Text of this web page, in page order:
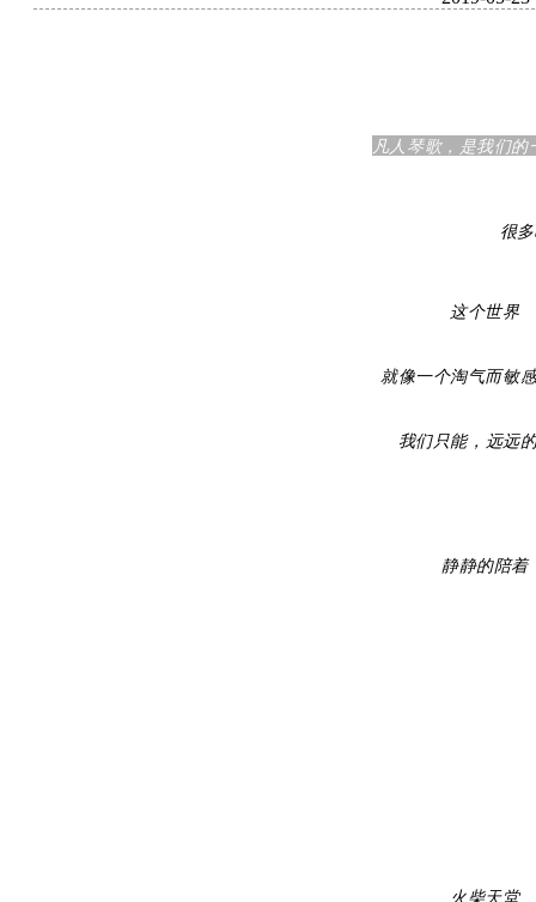
凡人琴歌，是我们的
很多时
这个世界
就像一个淘气而敏
我们只能， 远远
静静的陪着
火柴天堂